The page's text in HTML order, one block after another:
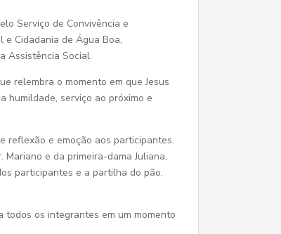
Serviço de Convivência e
Cidadania de Água Boa,
Assistência Social.
relembra o momento em que Jesus
humildade, serviço ao próximo e
reflexão e emoção aos participantes.
e da primeira-dama Juliana,
participantes e a partilha do pão,
os integrantes em um momento